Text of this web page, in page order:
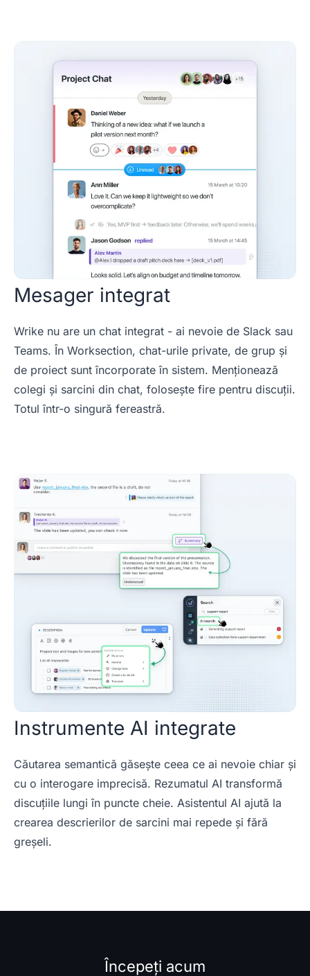
Mesager integrat
Wrike nu are un chat integrat - ai nevoie de Slack sau
Teams. În Worksection, chat-urile private, de grup și
de proiect sunt încorporate în sistem. Menționează
colegi și sarcini din chat, folosește fire pentru discuții.
Totul într-o singură fereastră.
Instrumente AI integrate
Căutarea semantică găsește ceea ce ai nevoie chiar și
cu o interogare imprecisă. Rezumatul AI transformă
discuțiile lungi în puncte cheie. Asistentul AI ajută la
crearea descrierilor de sarcini mai repede și fără
greșeli.
Începeți acum